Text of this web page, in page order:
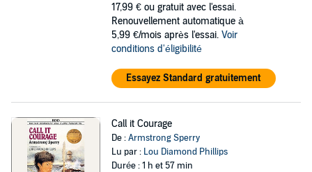
17,99 € ou gratuit avec l'essai.
Renouvellement automatique à
5,99 €/mois après l'essai. Voir
conditions d'éligibilité
Essayez Standard gratuitement
Call it Courage
De :Armstrong Sperry
Lu par : Lou Diamond Phillips
Durée : 1 h et 57 min